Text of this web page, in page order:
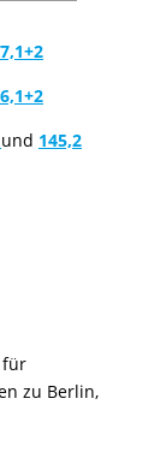
und 145,2
für
zu Berlin,